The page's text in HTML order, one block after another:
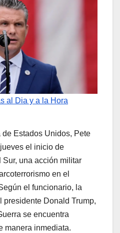
al Dia y a la Hora
de Estados Unidos, Pete
el inicio de
Sur, una acción militar
en el
el funcionario, la
presidente Donald Trump,
se encuentra
manera inmediata.